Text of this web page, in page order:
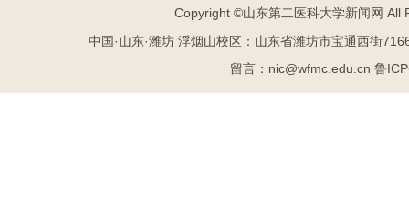
Copyright ©山东第二医科大学新闻网 All
中国·山东·潍坊 浮烟山校区：山东省潍坊市宝通西街
留言：nic@wfmc.edu.cn 鲁